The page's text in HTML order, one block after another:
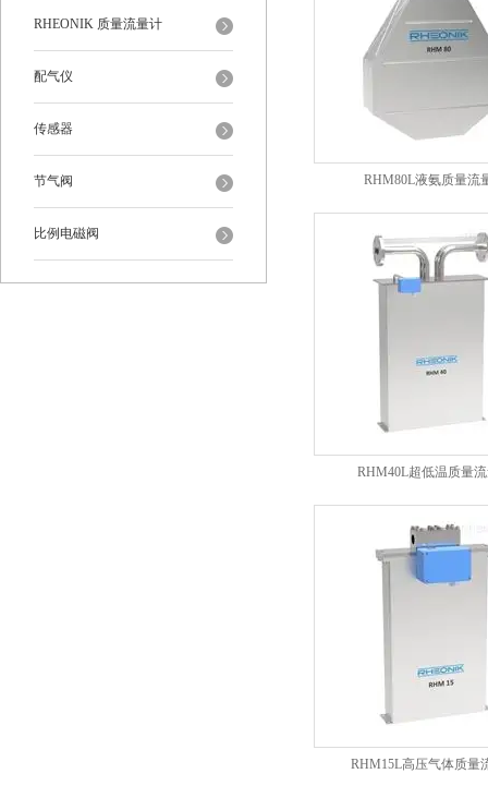
RHEONIK 质量流量计
配气仪
传感器
节气阀
比例电磁阀
RHM80L液氨质量流
RHM40L超低温质量
RHM15L高压气体质量